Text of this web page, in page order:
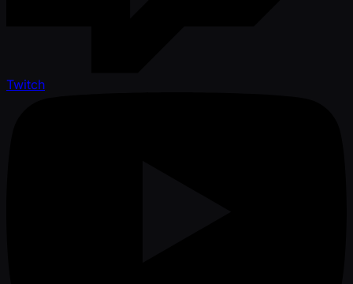
Twitch